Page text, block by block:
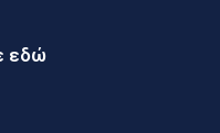
εδώ